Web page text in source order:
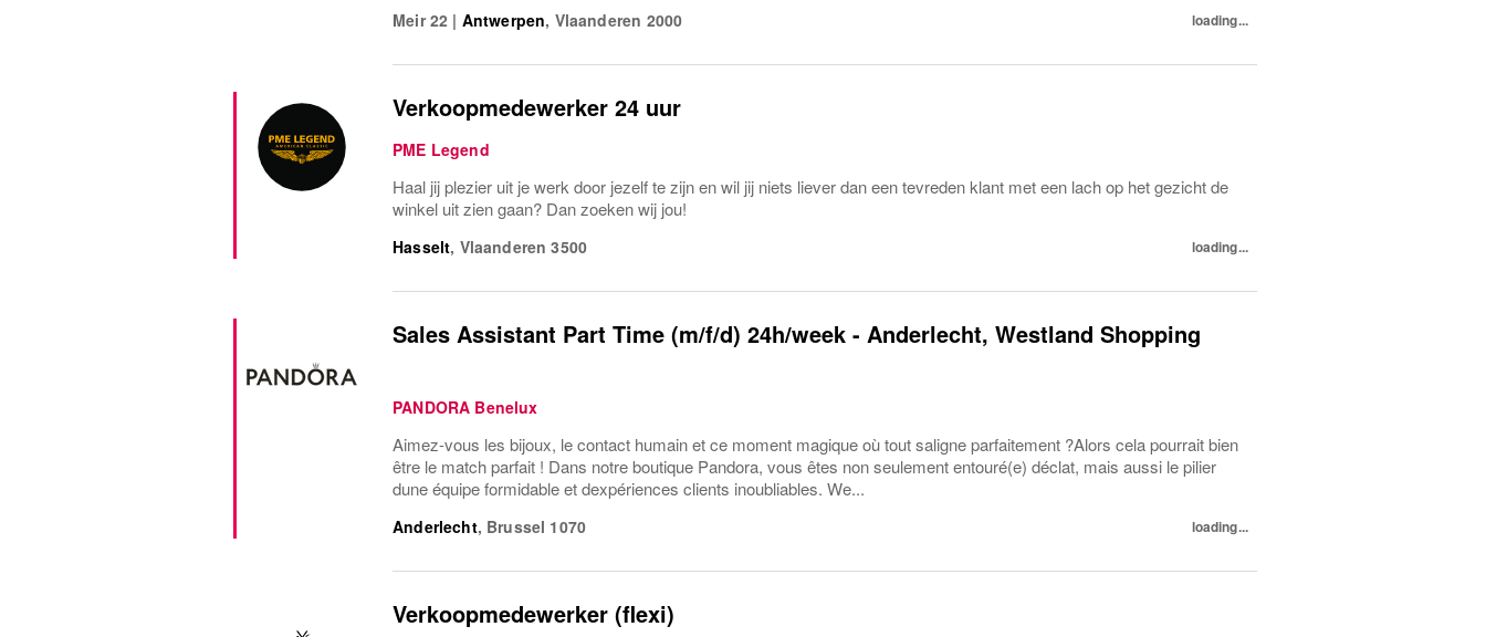
Meir 22 | Antwerpen, Vlaanderen 2000 loading...
Verkoopmedewerker 24 uur
PME Legend
Haal jij plezier uit je werk door jezelf te zijn en wil jij niets liever dan een tevreden klant met een lach op het gezicht de
winkel uit zien gaan? Dan zoeken wij jou!
Hasselt, Vlaanderen 3500 loading...
Sales Assistant Part Time (m/f/d) 24h/week - Anderlecht, Westland Shopping
PANDORA Benelux
Aimez-vous les bijoux, le contact humain et ce moment magique où tout saligne parfaitement ?Alors cela pourrait bien
être le match parfait ! Dans notre boutique Pandora, vous êtes non seulement entouré(e) déclat, mais aussi le pilier
dune équipe formidable et dexpériences clients inoubliables. We...
Anderlecht, Brussel 1070 loading...
Verkoopmedewerker (flexi)